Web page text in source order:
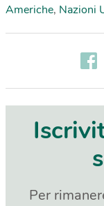
Americhe, Nazioni
Per